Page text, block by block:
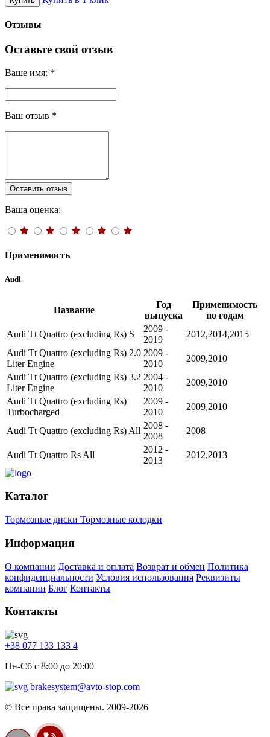
Отзывы
Оставьте свой отзыв
Ваше имя: *
Ваш отзыв *
Оставить отзыв
Ваша оценка:
Применимость
Audi
Название
Год
выпуска
Применимость
по годам
Audi Tt Quattro (excluding Rs) S
2009 -
2019
2012,2014,2015
Audi Tt Quattro (excluding Rs) 2.0
Liter Engine
2009 -
2010
2009,2010
Audi Tt Quattro (excluding Rs) 3.2
Liter Engine
2004 -
2010
2009,2010
Audi Tt Quattro (excluding Rs)
Turbocharged
2009 -
2010
2009,2010
Audi Tt Quattro (excluding Rs) All
2008 -
2008
2008
Audi Tt Quattro Rs All
2012 -
2013
2012,2013
Каталог
Тормозные диски Тормозные колодки
Информация
О компании Доставка и оплата Возврат и обмен Политика
конфиденциальности Условия использования Реквизиты
компании Блог Контакты
Контакты
+38 077 133 133 4
Пн-Сб с 8:00 до 20:00
brakesystem@avto-stop.com
© Все права защищены. 2009-2026